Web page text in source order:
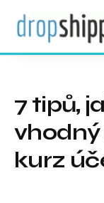
7 tipů,
kurz